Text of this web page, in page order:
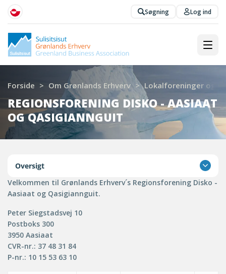
Søgning Log ind
Forside > Om Grønlands Erhverv > Lokalforeninger og
REGIONSFORENING DISKO - AASIAAT
OG QASIGIANNGUIT
Oversigt
Velkommen til Grønlands Erhverv´s Regionsforening Disko -
Aasiaat og Qasigiannguit.
Peter Siegstadsvej 10
Postboks 300
3950 Aasiaat
CVR-nr.: 37 48 31 84
P-nr.: 10 15 53 63 10